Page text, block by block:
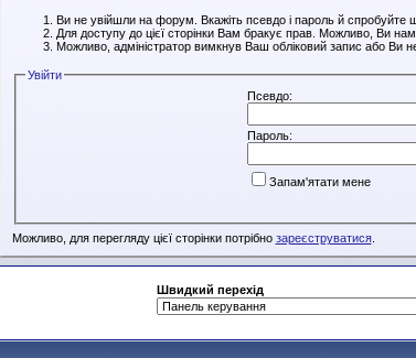
Ви не увійшли на форум. Вкажіть псевдо і пароль й спробуйте
Для доступу до цієї сторінки Вам бракує прав. Можливо, Ви
Можливо, адміністратор вимкнув Ваш обліковий запис або Ви
Увійти
Псевдо:
Пароль:
Запам'ятати мене
Можливо, для перегляду цієї сторінки потрібно зареєструватися.
Швидкий перехід